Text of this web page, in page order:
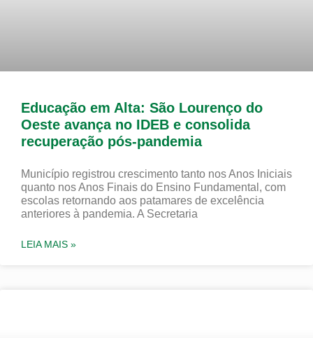
Educação em Alta: São Lourenço do
Oeste avança no IDEB e consolida
recuperação pós-pandemia
Município registrou crescimento tanto nos Anos Iniciais
quanto nos Anos Finais do Ensino Fundamental, com
escolas retornando aos patamares de excelência
anteriores à pandemia. A Secretaria
LEIA MAIS »